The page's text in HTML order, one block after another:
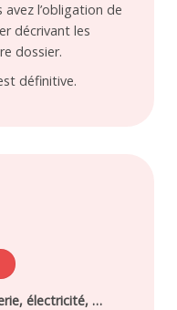
l’obligation de
décrivant les
dossier.
définitive.
électricité, …